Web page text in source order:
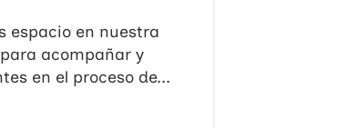
espacio en nuestra
acompañar y
en el proceso de...